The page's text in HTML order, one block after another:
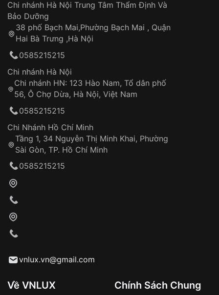
Áp dụng cho tất cả tỉnh thành trên toàn quốc
Thời gian tính từ khi xác nhận đơn hàng thành
công
Hotline: 0585 215 215
Từ khóa SEO:
Khách hàng kiểm tra và thanh toán trực tiếp
Từ khóa SEO:
Dây đeo
Sản phẩm đã bị:
Tự ý sửa chữa
thống VNLUX
Đảm bảo quyền lợi khách hàng
Đồng hành cùng khách hàng trong suốt quá
trình sử dụng
Chi nhánh Hà Nội Trung Tâm Thẩm Định Và
Bảo Dưỡng
38 phố Bạch Mai,Phường Bạch Mai , Quận
Hai Bà Trưng ,Hà Nội
0585215215
Chi nhánh Hà Nội
Chi nhánh HN: 123 Hào Nam, Tổ dân phố
56, Ô Chợ Dừa, Hà Nội, Việt Nam
0585215215
Chi Nhánh Hồ Chí Minh
Tầng 1, 34 Nguyễn Thị Minh Khai, Phường
Sài Gòn, TP. Hồ Chí Minh
0585215215
vnlux.vn@gmail.com
Về VNLUX Chính Sách Chung